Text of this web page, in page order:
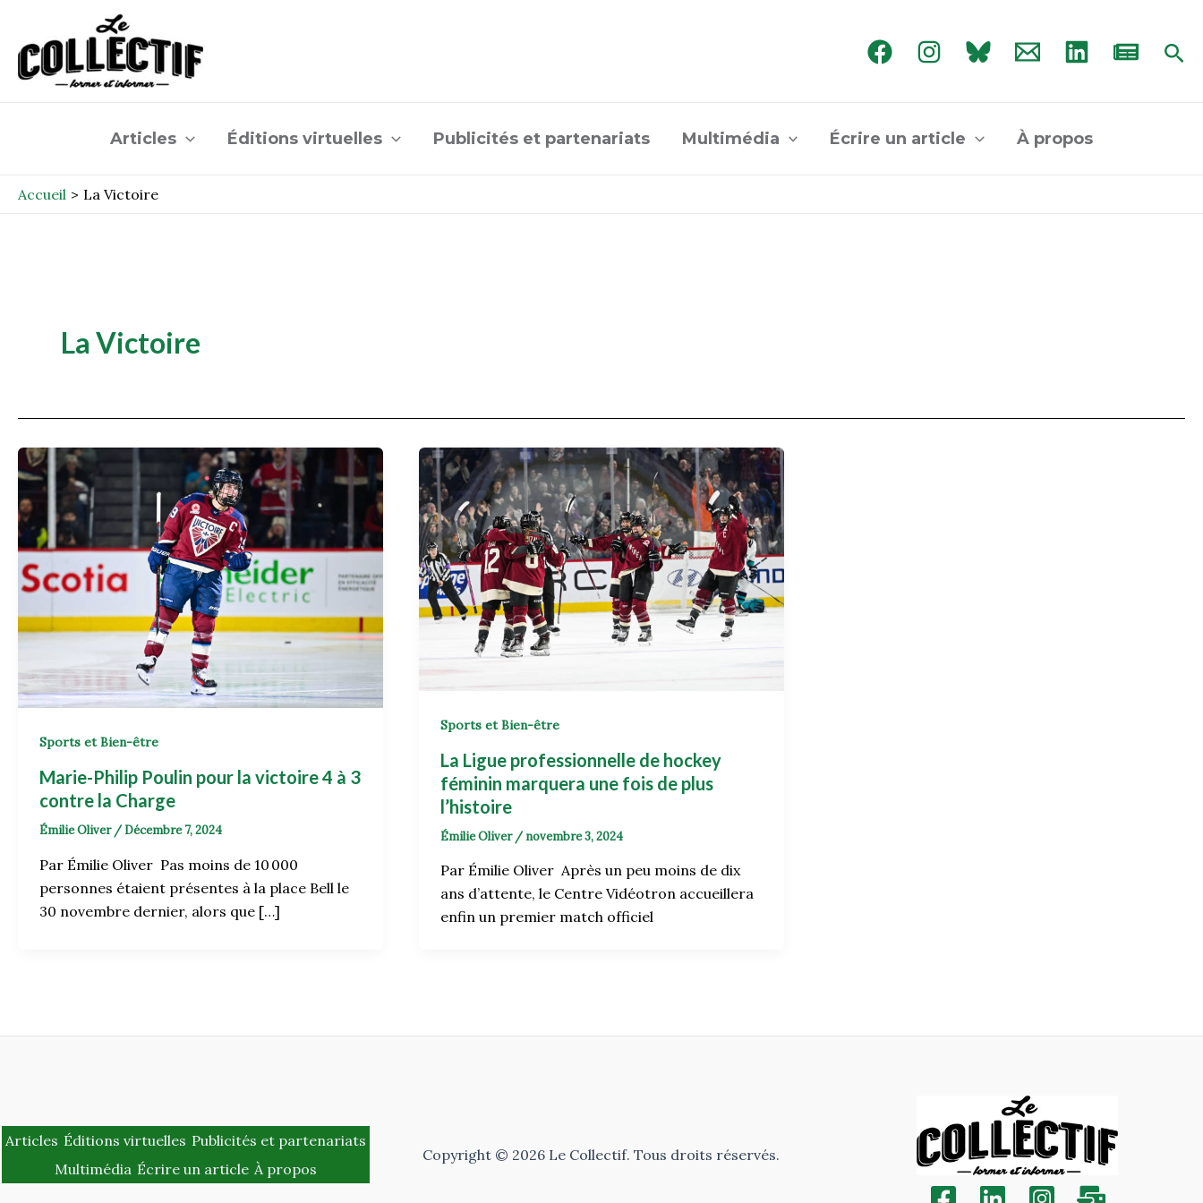
contenu
Articles Éditions virtuelles Publicités et partenariats Multimédia Écrire un article À propos
Accueil La Victoire
La Victoire
Sports et Bien-être
Marie-Philip Poulin pour la victoire 4 à 3
contre la Charge
Émilie Oliver /Décembre 7, 2024
Par Émilie Oliver Pas moins de 10 000
personnes étaient présentes à la place Bell le
30 novembre dernier, alors que […]
Sports et Bien-être
La Ligue professionnelle de hockey
féminin marquera une fois de plus
l’histoire
Émilie Oliver / novembre 3, 2024
Par Émilie Oliver Après un peu moins de dix
ans d’attente, le Centre Vidéotron accueillera
enfin un premier match officiel
Articles Éditions virtuelles Publicités et partenariats
Multimédia Écrire un article À propos
Copyright © 2026 Le Collectif. Tous droits réservés.